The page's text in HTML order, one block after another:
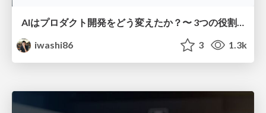
AIはプロダクト開発をどう変えたか？〜 3つの役割から見る「変化」と「未来」〜 / How AI Transformed Product Development: A Look at "Change" and "Future" via Three Roles
iwashi86
3 1.3k